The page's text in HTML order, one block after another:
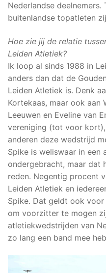
Nederlandse
buitenlandse topatleten
Hoe zie jij de relatie
Leiden Atletiek?
Ik loop al sinds 1988 in
anders dan dat de
Leiden Atletiek is. Denk
Kortekaas, maar ook aan
Leeuwen en Eveline van
vereniging (tot voor
anderen deze wedstrijd
Spike is weliswaar in een
ondergebracht, maar dat
reden. Negentig procent
Leiden Atletiek en
Spike. Dat geldt ook
om voorzitter te mogen
atletiekwedstrijden van
zo lang een band mee